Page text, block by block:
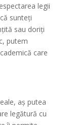
legii
sunteți
sau doriți
putem
care
aș putea
legătură cu